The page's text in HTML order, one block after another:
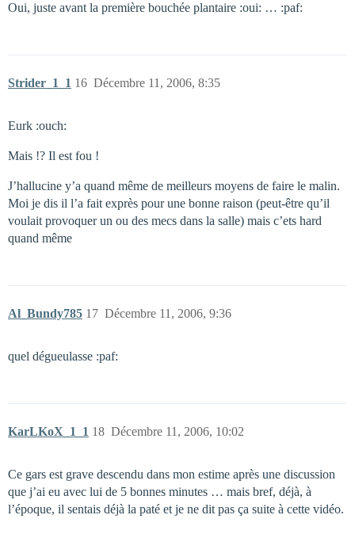
Oui, juste avant la première bouchée plantaire :oui: … :paf:
Strider_1_1 Décembre 11, 2006, 8:35
16
Eurk :ouch:
Mais !? Il est fou !
J’hallucine y’a quand même de meilleurs moyens de faire le malin.
Moi je dis il l’a fait exprès pour une bonne raison (peut-être qu’il
voulait provoquer un ou des mecs dans la salle) mais c’ets hard
quand même
Al_Bundy785 Décembre 11, 2006, 9:36
17
quel dégueulasse :paf:
KarLKoX_1_1 Décembre 11, 2006, 10:02
18
Ce gars est grave descendu dans mon estime après une discussion
que j’ai eu avec lui de 5 bonnes minutes … mais bref, déjà, à
l’époque, il sentais déjà la paté et je ne dit pas ça suite à cette vidéo.